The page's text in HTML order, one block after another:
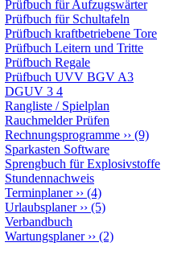
Prüfbuch für Aufzugswärter
Prüfbuch für Schultafeln
Prüfbuch kraftbetriebene Tore
Prüfbuch Leitern und Tritte
Prüfbuch Regale
Prüfbuch UVV BGV A3
DGUV 3 4
Rangliste / Spielplan
Rauchmelder Prüfen
Rechnungsprogramme ›› (9)
Sparkasten Software
Sprengbuch für Explosivstoffe
Stundennachweis
Terminplaner›› (4)
Urlaubsplaner›› (5)
Verbandbuch
Wartungsplaner›› (2)